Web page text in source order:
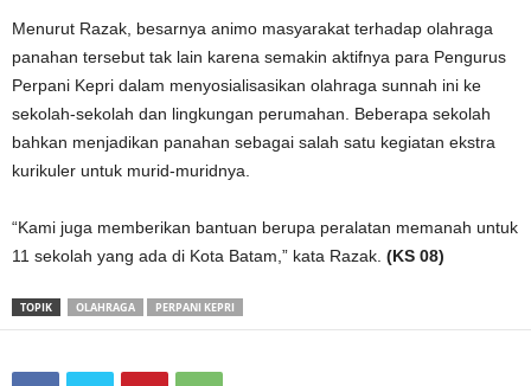
Menurut Razak, besarnya animo masyarakat terhadap olahraga
panahan tersebut tak lain karena semakin aktifnya para Pengurus
Perpani Kepri dalam menyosialisasikan olahraga sunnah ini ke
sekolah-sekolah dan lingkungan perumahan. Beberapa sekolah
bahkan menjadikan panahan sebagai salah satu kegiatan ekstra
kurikuler untuk murid-muridnya.
“Kami juga memberikan bantuan berupa peralatan memanah untuk
11 sekolah yang ada di Kota Batam,” kata Razak. (KS 08)
TOPIK OLAHRAGA PERPANI KEPRI